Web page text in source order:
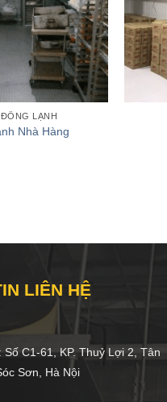
LẠNH
Nhà Hàng
LIÊN HỆ
Số C1-61, KP. Thuỷ Lợi 2, Tân
Sơn, Hà Nội